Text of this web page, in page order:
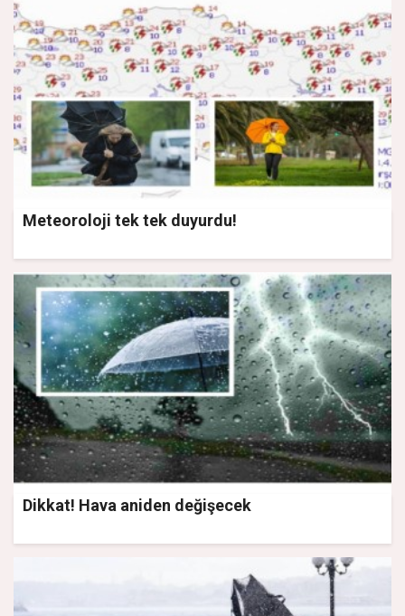
Meteoroloji tek tek duyurdu!
Dikkat! Hava aniden değişecek